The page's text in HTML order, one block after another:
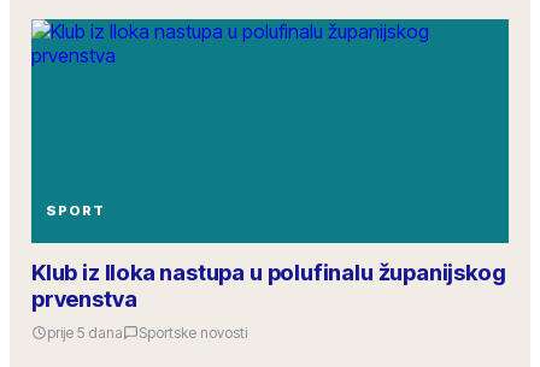
SPORT
Klub iz Iloka nastupa u polufinalu županijskog
prvenstva
prije 5 dana Sportske novosti